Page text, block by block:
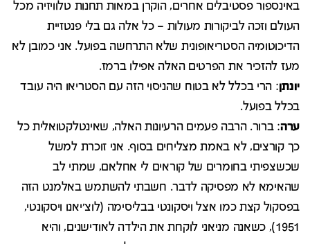
באינספור פסטיבלים אחרים, הוקרן במאות תחנות טלוויזיה מכל
העולם וזכה לביקורות מעולות – כל אלה גם בלי פנטזיית
הדיכוטומיה הסטריאופונית שלא התרחשה בפועל. אני כמובן לא
מעז להזכיר את הפרטים האלה אפילו ברמז.
יונתן: הרי בכלל לא בטוח שהניסוי הזה עם הסטריאו היה עובד
בכלל בפועל.
ערה: ברור. הרבה פעמים הרעיונות האלה, שאינטלקטואלית כל
כך קורצים, לא באמת מצליחים בסוף. אני זוכרת למשל
שכשצפיתי בחומרים של קוראים לי אחלאם, שמתי לב
שהאימא לא מפסיקה לדבר. חשבתי להשתמש באלמנט הזה
בפסקול קצת כמו אצל ויסקונטי בבליסימה (לוצ'יאנו ויסקונטי,
1951), כשאנה מניאני לוקחת את הילדה לאודישנים, והיא